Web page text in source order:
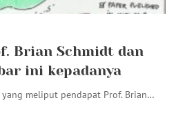
Brian Schmidt dan
ini kepadanya
meliput pendapat Prof. Brian…